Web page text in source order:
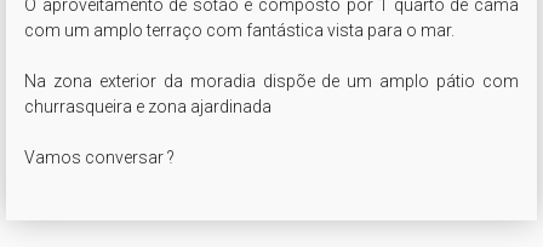
O aproveitamento de sótão é composto por 1 quarto de cama
com um amplo terraço com fantástica vista para o mar.
Na zona exterior da moradia dispõe de um amplo pátio com
churrasqueira e zona ajardinada
Vamos conversar ?